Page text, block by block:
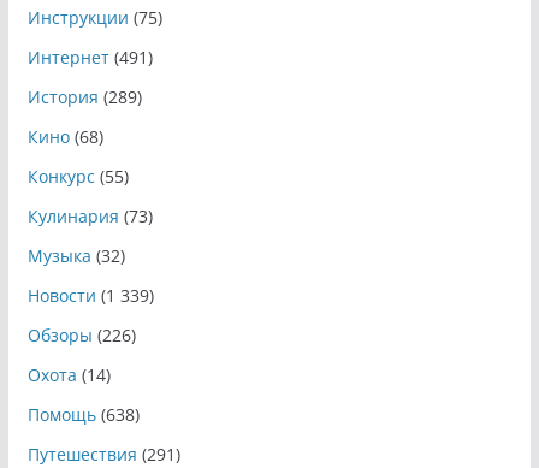
Инструкции (75)
Интернет(491)
История (289)
Кино(68)
Конкурс (55)
Кулинария (73)
Музыка (32)
Новости (1 339)
Обзоры (226)
Охота (14)
Помощь(638)
Путешествия (291)